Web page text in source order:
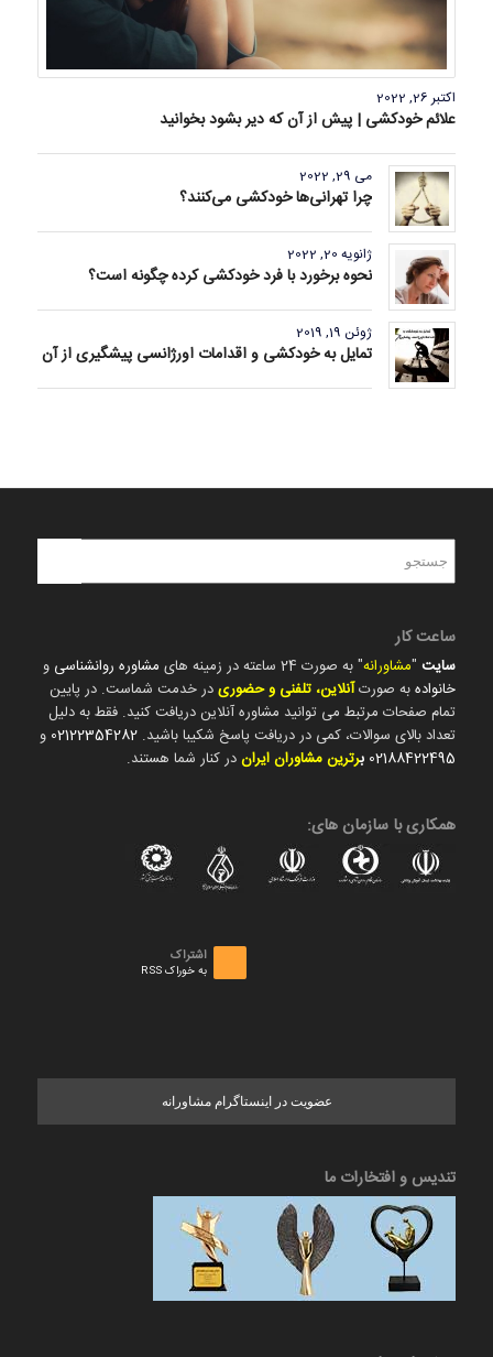
اکتبر 26, 2022
علائم خودکشی | پیش از آن که دیر بشود بخوانید
می 29, 2022
چرا تهرانی‌ها خودکشی می‌کنند؟
ژانویه 20, 2022
نحوه برخورد با فرد خودکشی کرده چگونه است؟
ژوئن 19, 2019
تمایل به خودکشی و اقدامات اورژانسی پیشگیری از آن
ساعت کار
سایت"مشاورانه" به صورت 24 ساعته در زمینه های مشاوره روانشناسی و
خانوادهبه صورتآنلاین، تلفنی و حضوریدر خدمت شماست. در پایین
تمام صفحات مرتبط می توانید مشاوره آنلاین دریافت کنید. فقط به دلیل
تعداد بالای سوالات، کمی در دریافت پاسخ شکیبا باشید. 02122354282 و
02188422495 برترین مشاوران ایراندر کنار شما هستند.
همکاری با سازمان های:
اشتراک
به خوراک RSS
عضویت در اینستاگرام مشاورانه
تندیس و افتخارات ما